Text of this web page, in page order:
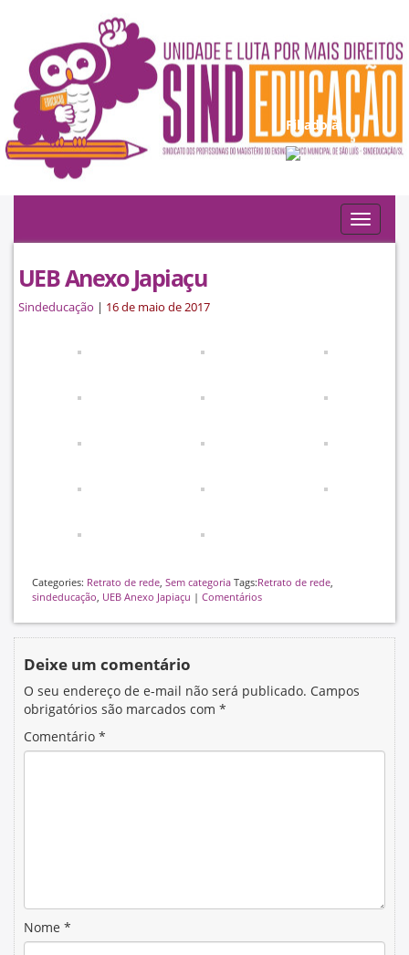
Filiado à:
Toggle
UEB Anexo Japiaçu
Sindeducação | 16 de maio de 2017
Categories: Retrato de rede, Sem categoria Tags:Retrato de rede,
sindeducação, UEB Anexo Japiaçu | Comentários
Deixe um comentário
O seu endereço de e-mail não será publicado. Campos
obrigatórios são marcados com *
Comentário *
Nome *